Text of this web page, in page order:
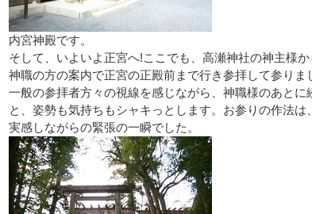
内宮神殿です。
そして、いよいよ正宮へ!ここでも、高瀬神社の神主様
神職の方の案内で正宮の正殿前まで行き参拝して参りま
一般の参拝者方々の視線を感じながら、神職様のあとに
と、姿勢も気持ちもシャキっとします。お参りの作法
実感しながらの緊張の一瞬でした。